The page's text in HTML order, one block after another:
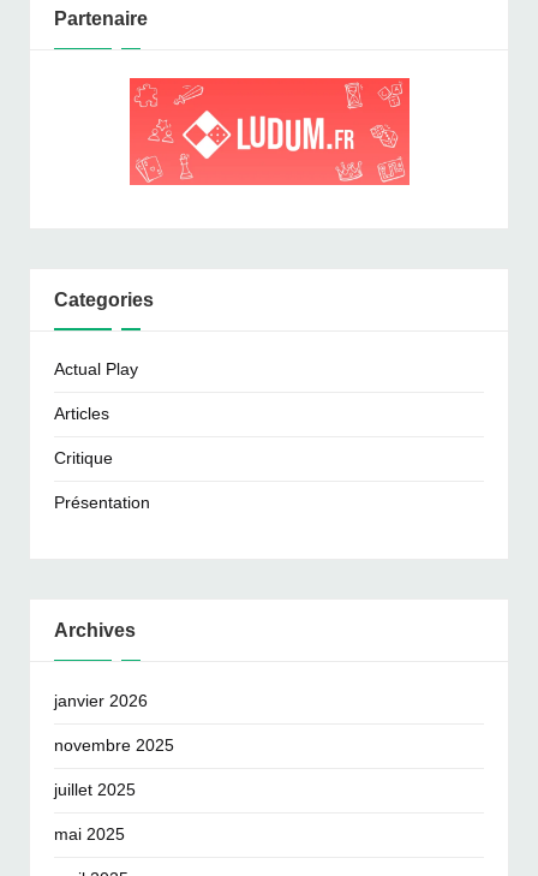
Partenaire
Categories
Actual Play
Articles
Critique
Présentation
Archives
janvier 2026
novembre 2025
juillet 2025
mai 2025